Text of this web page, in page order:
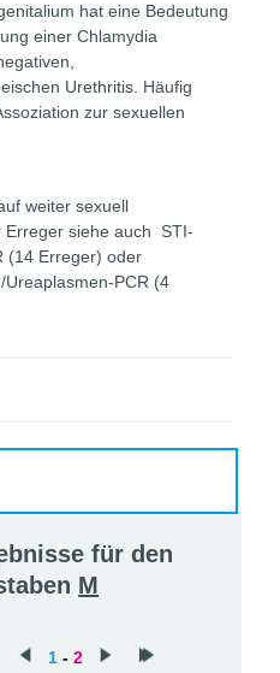
hat eine Bedeutung
einer Chlamydia
Urethritis. Häufig
zur sexuellen
weiter sexuell
Erreger siehe auch STI-
(14 Erreger) oder
Ureaplasmen-PCR (4
für den
M
1 - 2